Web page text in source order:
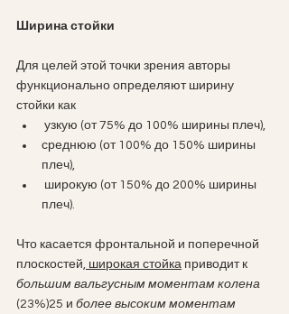
Ширина стойки
Для целей этой точки зрения авторы
функционально определяют ширину
стойки как
узкую (от 75% до 100% ширины плеч),
среднюю (от 100% до 150% ширины
плеч),
плеч).
Что касается фронтальной и поперечной
плоскостей, широкая стойка приводит к
большим вальгусным моментам колена
(23%)25 и более высоким моментам